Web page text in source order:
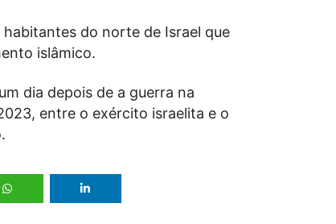
do norte de Israel que
islâmico.
dia depois de a guerra na
entre o exército israelita e o